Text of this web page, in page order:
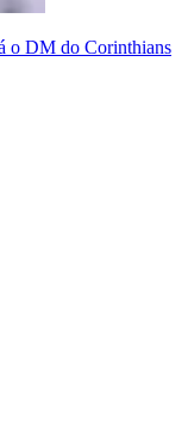
o DM do Corinthians